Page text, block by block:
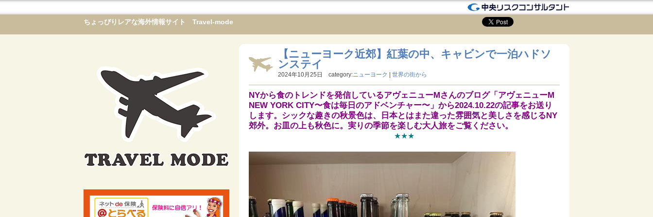
ちょっぴりレアな海外情報サイト Travel-mode
【ニューヨーク近郊】紅葉の中、キャビンで一泊ハドソ
ンステイ
2024年10月25日 category:ニューヨーク 世界の街から
NYから食のトレンドを発信しているアヴェニューMさんのブログ「アヴェニューM
NEW YORK CITY〜食は毎日のアドベンチャー〜」から2024.10.22の記事をお送り
します。シックな趣きの秋景色は、日本とはまた違った雰囲気と美しさを感じるNY
郊外。お皿の上も秋色に。実りの季節を楽しむ大人旅をご覧ください。
★★★